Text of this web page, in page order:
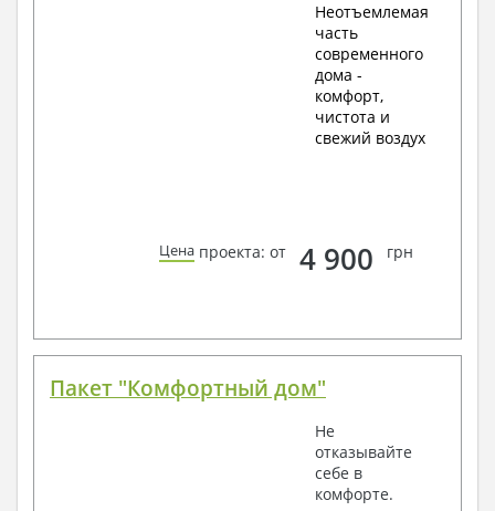
Неотъемлемая
часть
современного
дома -
комфорт,
чистота и
свежий воздух
Цена проекта: от 4 900 грн
Пакет "Комфортный дом"
Не
отказывайте
себе в
комфорте.